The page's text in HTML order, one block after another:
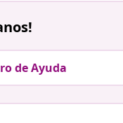
de Ayuda